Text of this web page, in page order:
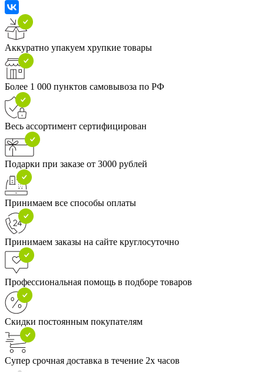
Аккуратно упакуем хрупкие товары
Более 1 000 пунктов самовывоза по РФ
Весь ассортимент сертифицирован
Подарки при заказе от 3000 рублей
Принимаем все способы оплаты
Принимаем заказы на сайте круглосуточно
Профессиональная помощь в подборе товаров
Скидки постоянным покупателям
Супер срочная доставка в течение 2х часов